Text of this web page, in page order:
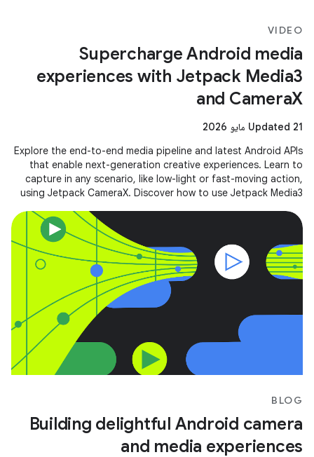
VIDEO
Supercharge Android media
experiences with Jetpack Media3
and CameraX
Updated 21 مايو 2026
Explore the end-to-end media pipeline and latest Android APIs
that enable next-generation creative experiences. Learn to
capture in any scenario, like low-light or fast-moving action,
using Jetpack CameraX. Discover how to use Jetpack Media3
BLOG
Building delightful Android camera
and media experiences